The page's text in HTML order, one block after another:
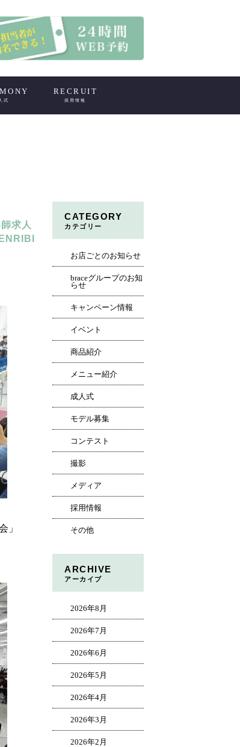
式
RECRUIT
採用情報
求人
」
CATEGORY
カテゴリー
お店ごとのお知らせ
braceグループのお知
らせ
キャンペーン情報
イベント
商品紹介
メニュー紹介
成人式
モデル募集
コンテスト
撮影
メディア
採用情報
その他
ARCHIVE
アーカイブ
2026年8月
2026年7月
2026年6月
2026年5月
2026年4月
2026年3月
2026年2月